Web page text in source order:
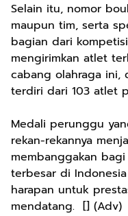
Selain itu, nomor
maupun tim, serta
bagian dari
mengirimkan atlet
cabang olahraga ini,
terdiri dari 103 atlet
Medali perunggu
rekan-rekannya
membanggakan
terbesar di
harapan untuk
mendatang. [] (Adv)